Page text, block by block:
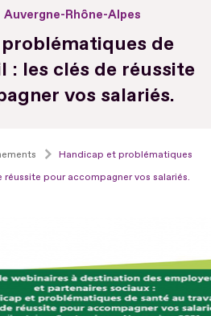
Auvergne-Rhône-Alpes
de
: les clés de réussite
vos salariés.
Handicap et problématiques
réussite pour accompagner vos salariés.